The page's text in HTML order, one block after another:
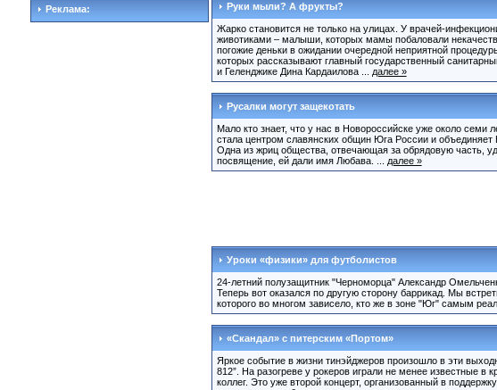
Реклама: Руки мыли? А фрукты?
Жарко становится не только на улицах. У врачей-
животиками – малыши, которых мамы побаловали
погожие деньки в ожидании очередной неприятной
которых рассказывают главный государственный
и Геленджике Дина Кардаилова ...
далее »
Русалки могут защекотать
Мало кто знает, что у нас в Новороссийске уже около
стала центром славянских общин Юга России и объединяет
Одна из жриц общества, отвечающая за обрядовую часть,
посвящение, ей дали имя Любава. ...
далее »
Уроки «физики» для футболистов
24-летний полузащитник "Черноморца" Александр
Теперь вот оказался по другую сторону баррикад. Мы
которого во многом зависело, кто же в зоне "Юг" самым
«Скандал» с питерским «Портом»
Яркое событие в жизни тинэйджеров произошло в эти
812”. На разогреве у рокеров играли не менее известные
коллег. Это уже второй концерт, организованный в